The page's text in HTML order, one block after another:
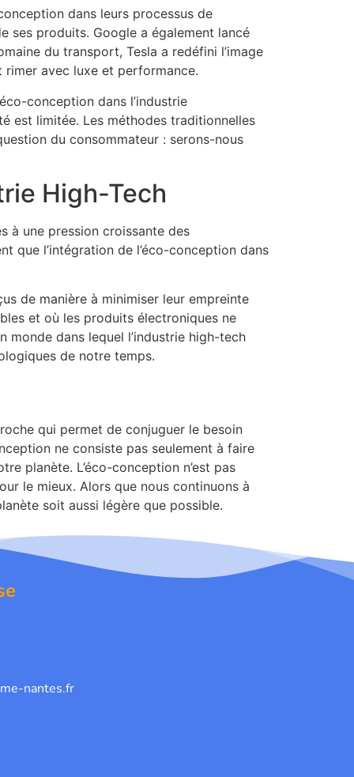
dans leurs processus de
ses produits. Google a également lancé
du transport, Tesla a redéfini l’image
rimer avec luxe et performance.
conception dans l’industrie
est limitée. Les méthodes traditionnelles
du consommateur : serons-nous
High-Tech
à une pression croissante des
que l’intégration de l’éco-conception dans
de manière à minimiser leur empreinte
et où les produits électroniques ne
monde dans lequel l’industrie high-tech
de notre temps.
qui permet de conjuguer le besoin
ne consiste pas seulement à faire
planète. L’éco-conception n’est pas
le mieux. Alors que nous continuons à
soit aussi légère que possible.
nantes.fr